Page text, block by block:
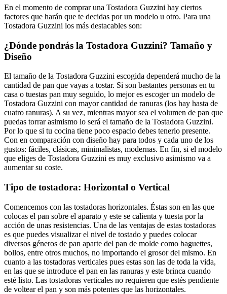
En el momento de comprar una Tostadora Guzzini hay ciertos
factores que harán que te decidas por un modelo u otro. Para una
Tostadora Guzzini los más destacables son:
¿Dónde pondrás la Tostadora Guzzini? Tamaño y
Diseño
El tamaño de la Tostadora Guzzini escogida dependerá mucho de la
cantidad de pan que vayas a tostar. Si son bastantes personas en tu
casa o tuestas pan muy seguido, lo mejor es escoger un modelo de
Tostadora Guzzini con mayor cantidad de ranuras (los hay hasta de
cuatro ranuras). A su vez, mientras mayor sea el volumen de pan que
puedas torrar asimismo lo será el tamaño de la Tostadora Guzzini.
Por lo que si tu cocina tiene poco espacio debes tenerlo presente.
Con en comparación con diseño hay para todos y cada uno de los
gustos: fáciles, clásicas, minimalistas, modernas. En fin, si el modelo
que eliges de Tostadora Guzzini es muy exclusivo asimismo va a
aumentar su coste.
Tipo de tostadora: Horizontal o Vertical
Comencemos con las tostadoras horizontales. Éstas son en las que
colocas el pan sobre el aparato y este se calienta y tuesta por la
acción de unas resistencias. Una de las ventajas de estas tostadoras
es que puedes visualizar el nivel de tostado y puedes colocar
diversos géneros de pan aparte del pan de molde como baguettes,
bollos, entre otros muchos, no importando el grosor del mismo. En
cuanto a las tostadoras verticales pues estas son las de toda la vida,
en las que se introduce el pan en las ranuras y este brinca cuando
esté listo. Las tostadoras verticales no requieren que estés pendiente
de voltear el pan y son más potentes que las horizontales.